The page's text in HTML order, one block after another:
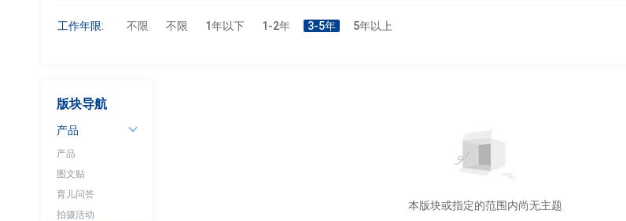
工作年限: 不限 不限 1年以下 1-2年 3-5年 5年以上
版块导航
产品
产品
图文贴
育儿问答
拍摄活动
本版块或指定的范围内尚无主题